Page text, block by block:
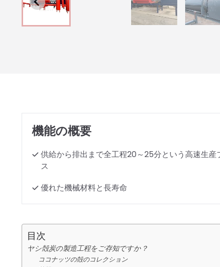
機能の概要
供給から排出まで全工程20～25分という高速生産
ス
優れた機械材料と長寿命
目次
ヤシ殻炭の製造工程をご存知ですか？
ココナッツの殻のコレクション